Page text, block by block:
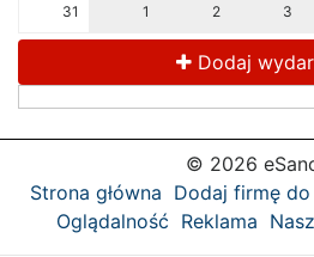
31 1 2 3
Dodaj
© 2026
Strona główna Dodaj firmę
Oglądalność Reklama